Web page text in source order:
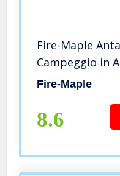
Fire-Maple
Campeggio in
Fire-Maple
8.6